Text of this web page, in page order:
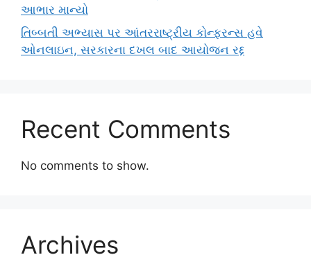
આભાર માન્યો
તિબ્બતી અભ્યાસ પર આંતરરાષ્ટ્રીય કોન્ફરન્સ હવે
ઓનલાઇન, સરકારના દખલ બાદ આયોજન રદ્દ
Recent Comments
No comments to show.
Archives